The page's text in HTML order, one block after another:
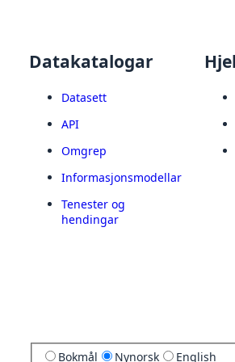
Datakatalogar
Datasett
API
Omgrep
Informasjonsmodellar
Tenester og
hendingar
Bokmål Nynorsk English